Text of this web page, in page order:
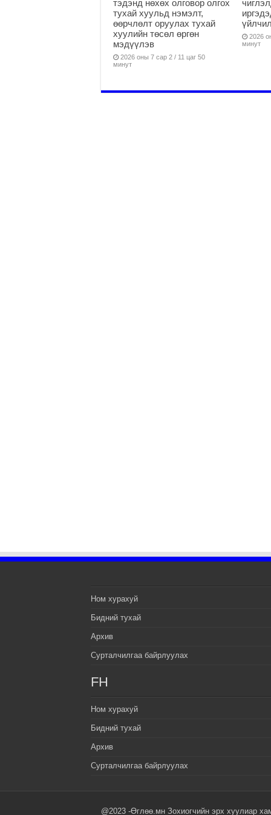
тэдэнд нөхөх олговор олгох
тухай хуульд нэмэлт,
өөрчлөлт оруулах тухай
хуулийн төсөл өргөн
мэдүүлэв
2026 оны 7 сар 2 / 11 цаг 50
минут
2026
минут
Ном хурахуй
Бидний тухай
Архив
Сурталчилгаа байрлуулах
FH
Ном хурахуй
Бидний тухай
Архив
Сурталчилгаа байрлуулах
@2023 -Өглөө.мн Зохиогчийн эрх хуулиар